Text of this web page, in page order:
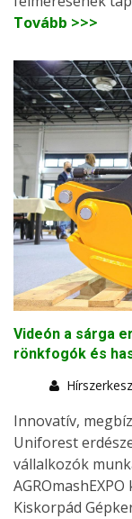
Tovább >>>
Videón a sárga
rönkfogók és
Innovatív,
Uniforest
vállalkozók
Kiskorpád